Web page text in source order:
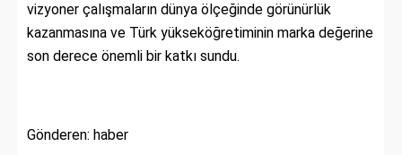
vizyoner çalışmaların dünya ölçeğinde görünürlük
kazanmasına ve Türk yükseköğretiminin marka değerine
son derece önemli bir katkı sundu.
Gönderen: haber